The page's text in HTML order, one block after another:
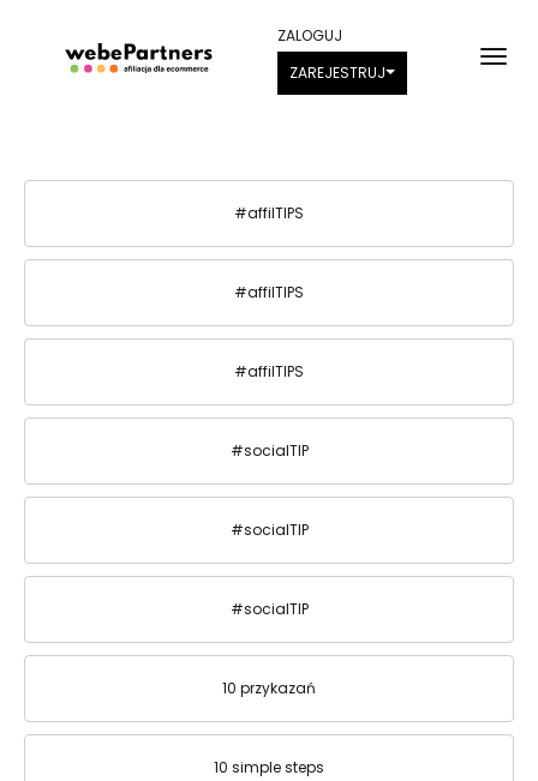
ZALOGUJ
ZAREJESTRUJ
#affilTIPS
#affilTIPS
#affilTIPS
#socialTIP
#socialTIP
#socialTIP
10 przykazań
10 simple steps